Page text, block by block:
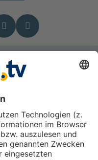
aber auch
Der Wehrdienst im
und Kempten